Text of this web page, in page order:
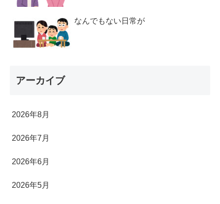
なんでもない日常が
アーカイブ
2026年8月
2026年7月
2026年6月
2026年5月